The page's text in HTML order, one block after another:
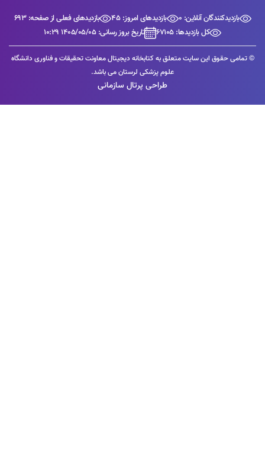
آنلاین: 0 بازدیدهای امروز: 45
بازدیدهای فعلی از صفحه: 693
کل بازدیدها: 67105
تاریخ بروز رسانی: 1405/05/05 10:29
این سایت متعلق به کتابخانه دیجیتال معاونت تحقیقات و فناوری دانشگاه
علوم پزشکی لرستان می باشد.
طراحی پرتال سازمانی